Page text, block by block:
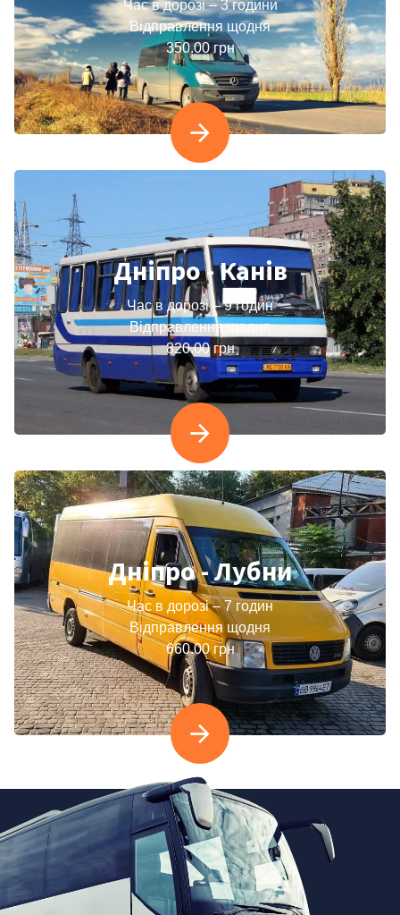
Час в дорозі – 3 години
Відправлення щодня
350.00 грн
Дніпро - Канів
Час в дорозі – 9 годин
Відправлення щодня
820.00 грн
Дніпро - Лубни
Час в дорозі – 7 годин
Відправлення щодня
660.00 грн